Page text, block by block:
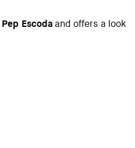
Pep Escodaand offers a look